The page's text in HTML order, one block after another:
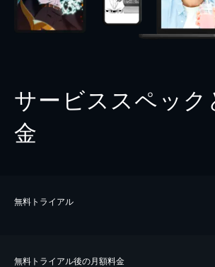
サービススペック
金
無料トライアル
無料トライアル後の⽉額料金